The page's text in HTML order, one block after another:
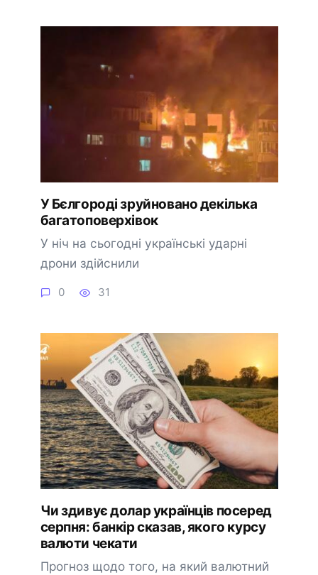
У Бєлгороді зруйновано декілька
багатоповерхівок
У ніч на сьогодні українські ударні
дрони здійснили
0 31
Чи здивує долар українців посеред
серпня: банкір сказав, якого курсу
валюти чекати
Прогноз щодо того, на який валютний